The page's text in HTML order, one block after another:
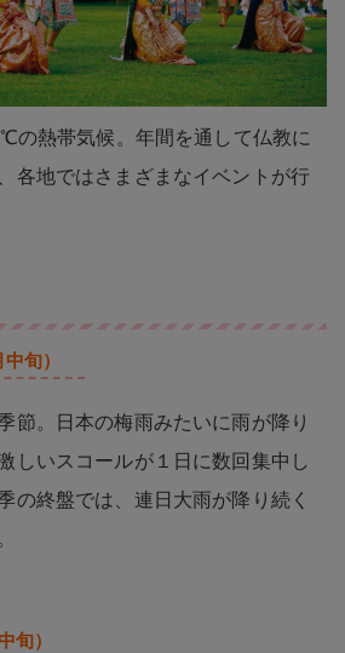
の熱帯気候。年間を通して仏教に
各地ではさまざまなイベントが行
旬）
節。日本の梅雨みたいに雨が降り
しいスコールが１日に数回集中し
の終盤では、連日大雨が降り続く
旬）